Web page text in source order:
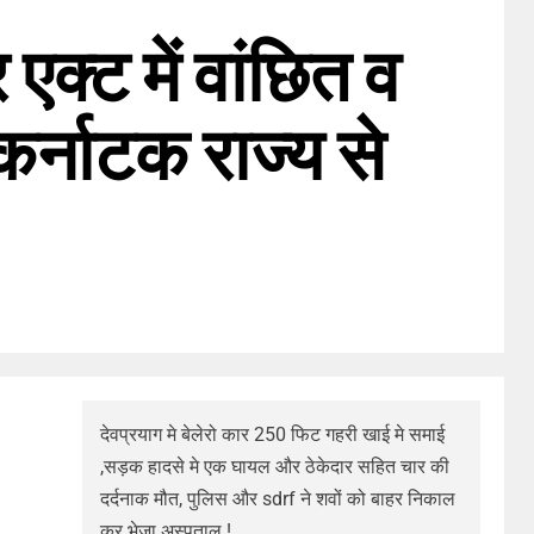
में वांछित व
राज्य से
देवप्रयाग मे बेलेरो कार 250 फिट गहरी खाई मे समाई
,सड़क हादसे मे एक घायल और ठेकेदार सहित चार की
दर्दनाक मौत, पुलिस और sdrf ने शवों को बाहर निकाल